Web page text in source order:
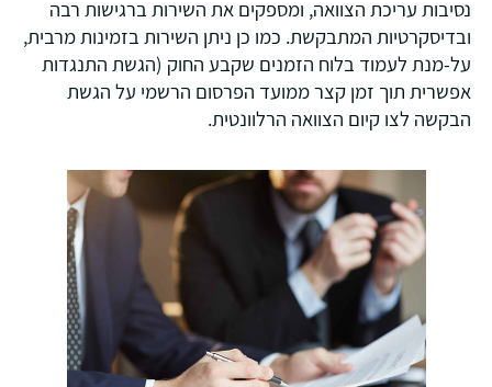
נסיבות עריכת הצוואה, ומספקים את השירות ברגישות רבה
ובדיסקרטיות המתבקשת. כמו כן ניתן השירות בזמינות מרבית,
על-מנת לעמוד בלוח הזמנים שקבע החוק (הגשת התנגדות
אפשרית תוך זמן קצר ממועד הפרסום הרשמי על הגשת
הבקשה לצו קיום הצוואה הרלוונטית.